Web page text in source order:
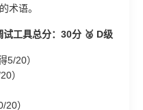
术语。
工具总分：30分 🥈 D级
5/20）
）
）